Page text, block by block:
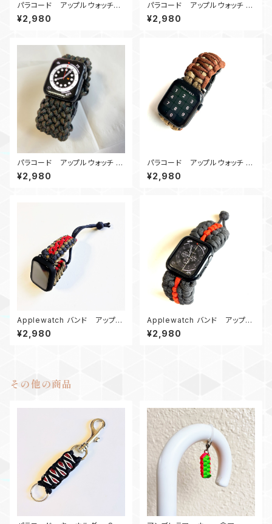
パラコード アップルウォッチバ
ンド_DWS_GoGr
¥2,980
パラコード アップルウォッチ バ
ンド44_Conquistador450_B
Apple Watch
¥2,980
パラコード アップルウォッチ バ
ンド44 Conquistador_Bakl_
WC Apple Watch
¥2,980
パラコード アップルウォッチ バ
ンド44_cobra_KB
¥2,980
Applewatch バンド アップル
ウォッチバンド44_パラコード_エ
ンドレス滝_ネイビー
¥2,980
Applewatch バンド アップル
ウォッチバンド44_パラコード_B
E_グレーオレンジ
¥2,980
その他の商品